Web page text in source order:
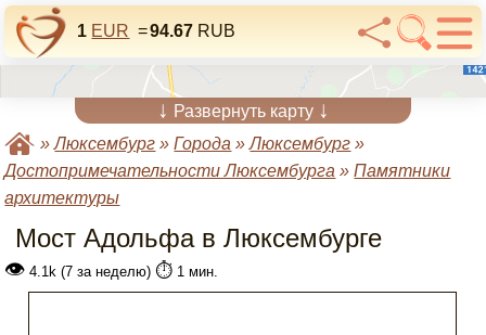
1 EUR =94.67 RUB
↓ Развернуть карту ↓
»Люксембург »Города »Люксембург »
Достопримечательности Люксембурга »Памятники
архитектуры
Мост Адольфа в Люксембурге
👁 4.1k (7 за неделю) ⏱️ 1 мин.